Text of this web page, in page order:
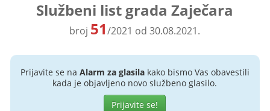
Službeni list grada Zaječara
broj 51/2021 od 30.08.2021.
Prijavite se na Alarm za glasilakako bismo Vas obavestili
kada je objavljeno novo službeno glasilo.
Prijavite se!